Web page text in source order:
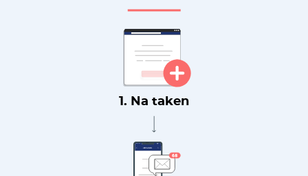
1. Na taken